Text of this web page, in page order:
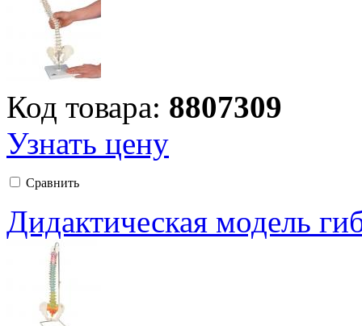
Код товара: 8807309
Узнать цену
Сравнить
Дидактическая модель